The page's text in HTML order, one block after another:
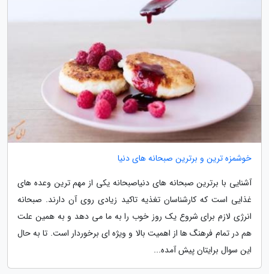
خوشمزه ترین و برترین صبحانه های دنیا
آشنایی با برترین صبحانه های دنیاصبحانه یکی از مهم ترین وعده های
غذایی است که کارشناسان تغذیه تاکید زیادی روی آن دارند. صبحانه
انرژی لازم برای شروع یک روز خوب را به ما می دهد و به همین علت
هم در تمام فرهنگ ها از اهمیت بالا و ویژه ای برخوردار است. تا به حال
این سوال برایتان پیش آمده...